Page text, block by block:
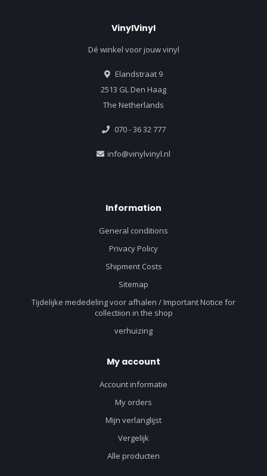
VinylVinyl
Dé winkel voor jouw vinyl
Elandstraat 9
2513 GL Den Haag
The Netherlands
070 - 36 32 777
info@vinylvinyl.nl
Information
General conditions
Privacy Policy
Shipment Costs
Sitemap
Tijdelijke mededeling voor afhalen / Important Notice for
collectiion in the shop
verhuizing
My account
Account informatie
My orders
Mijn verlanglijst
Vergelijk
Alle producten